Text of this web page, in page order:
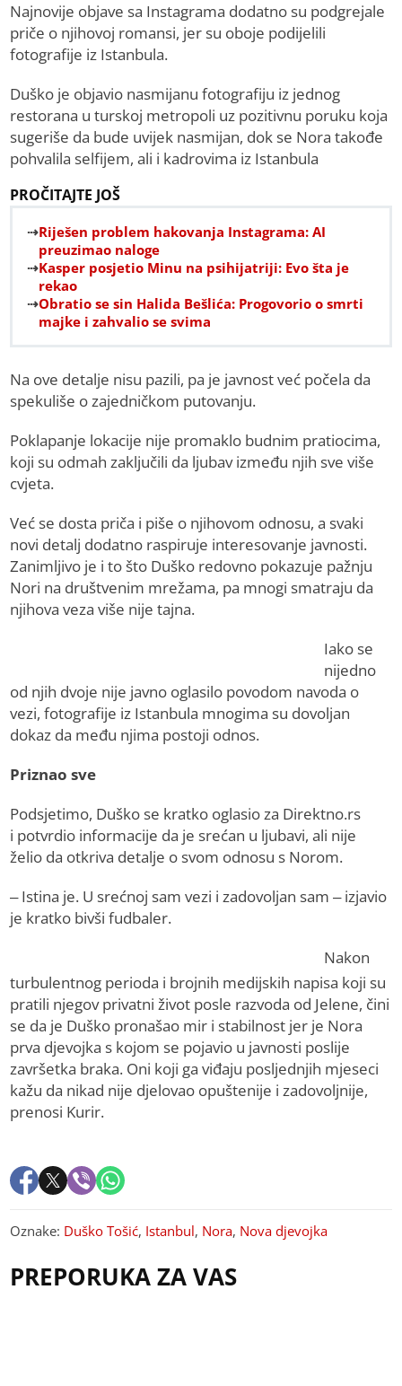
Najnovije objave sa Instagrama dodatno su podgrejale
priče o njihovoj romansi, jer su oboje podijelili
fotografije iz Istanbula.
Duško je objavio nasmijanu fotografiju iz jednog
restorana u turskoj metropoli uz pozitivnu poruku koja
sugeriše da bude uvijek nasmijan, dok se Nora takođe
pohvalila selfijem, ali i kadrovima iz Istanbula
PROČITAJTE JOŠ
Riješen problem hakovanja Instagrama: AI
preuzimao naloge
Kasper posjetio Minu na psihijatriji: Evo šta je
rekao
Obratio se sin Halida Bešlića: Progovorio o smrti
majke i zahvalio se svima
Na ove detalje nisu pazili, pa je javnost već počela da
spekuliše o zajedničkom putovanju.
Poklapanje lokacije nije promaklo budnim pratiocima,
koji su odmah zaključili da ljubav između njih sve više
cvjeta.
Već se dosta priča i piše o njihovom odnosu, a svaki
novi detalj dodatno raspiruje interesovanje javnosti.
Zanimljivo je i to što Duško redovno pokazuje pažnju
Nori na društvenim mrežama, pa mnogi smatraju da
njihova veza više nije tajna.
Iako se
nijedno
od njih dvoje nije javno oglasilo povodom navoda o
vezi, fotografije iz Istanbula mnogima su dovoljan
dokaz da među njima postoji odnos.
Priznao sve
Podsjetimo, Duško se kratko oglasio za Direktno.rs
i potvrdio informacije da je srećan u ljubavi, ali nije
želio da otkriva detalje o svom odnosu s Norom.
– Istina je. U srećnoj sam vezi i zadovoljan sam – izjavio
je kratko bivši fudbaler.
Nakon
turbulentnog perioda i brojnih medijskih napisa koji su
pratili njegov privatni život posle razvoda od Jelene, čini
se da je Duško pronašao mir i stabilnost jer je Nora
prva djevojka s kojom se pojavio u javnosti poslije
završetka braka. Oni koji ga viđaju posljednjih mjeseci
kažu da nikad nije djelovao opuštenije i zadovoljnije,
prenosi Kurir.
Oznake: Duško Tošić, Istanbul, Nora, Nova djevojka
PREPORUKA ZA VAS